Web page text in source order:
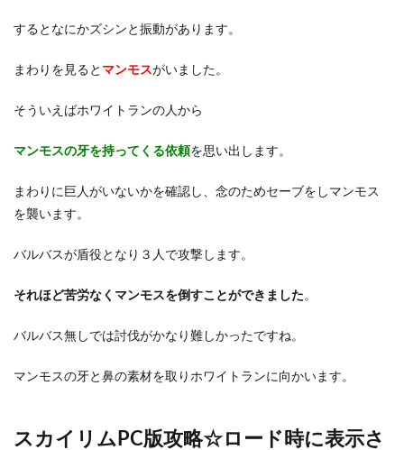
するとなにかズシンと振動があります。
まわりを見ると マンモスがいました。
そういえばホワイトランの人から
マンモスの牙を持ってくる依頼を思い出します。
まわりに巨人がいないかを確認し、念のためセーブをしマンモス
を襲います。
バルバスが盾役となり３人で攻撃します。
それほど苦労なくマンモスを倒すことができました。
バルバス無しでは討伐がかなり難しかったですね。
マンモスの牙と鼻の素材を取りホワイトランに向かいます。
スカイリムPC版攻略☆ロード時に表示さ